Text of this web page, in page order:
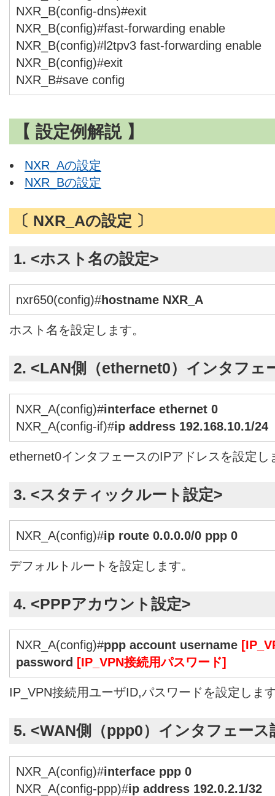
NXR_B(config-dns)#exit
NXR_B(config)#fast-forwarding enable
NXR_B(config)#l2tpv3 fast-forwarding enable
NXR_B(config)#exit
NXR_B#save config
【 設定例解説 】
NXR_Aの設定
NXR_Bの設定
〔 NXR_Aの設定 〕
1. <ホスト名の設定>
nxr650(config)#hostname NXR_A
ホスト名を設定します。
2. <LAN側（ethernet0）インタフェ
NXR_A(config)#interface ethernet 0
NXR_A(config-if)#ip address 192.168.10.1/24
ethernet0インタフェースのIPアドレスを設定し
3. <スタティックルート設定>
NXR_A(config)#ip route 0.0.0.0/0 ppp 0
デフォルトルートを設定します。
4. <PPPアカウント設定>
NXR_A(config)#ppp account username
password [IP_VPN接続用パスワード]
IP_VPN接続用ユーザID,パスワードを設定しま
5. <WAN側（ppp0）インタフェース
NXR_A(config)#interface ppp 0
NXR_A(config-ppp)#ip address 192.0.2.1/32